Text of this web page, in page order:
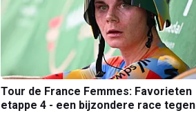
Tour de France Femmes: Favorieten
etappe 4 - een bijzondere race tegen